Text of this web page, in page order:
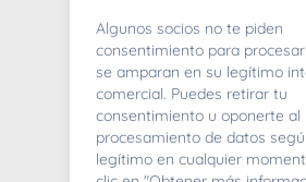
Algunos socios no te piden
consentimiento para
se amparan en su legítimo
comercial. Puedes retirar tu
consentimiento u oponerte al
procesamiento de datos
legítimo en cualquier